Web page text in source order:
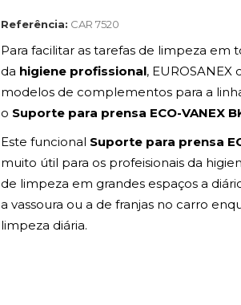
Referência: CAR 7520
Para facilitar as tarefas de limpeza em
da higiene profissional, EUROSANEX
modelos de complementos para a
o Suporte para prensa ECO-VANEX
Este funcional Suporte para prensa
muito útil para os profeisionais da
de limpeza em grandes espaços a
a vassoura ou a de franjas no carro
limpeza diária.